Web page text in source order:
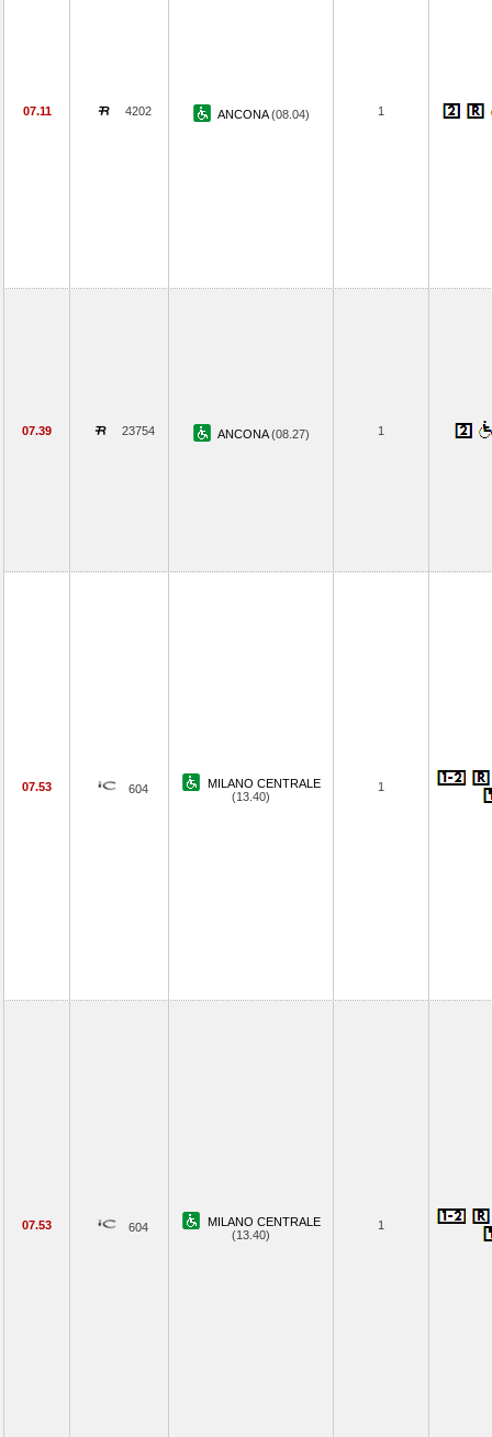
07.11 4202 ANCONA(08.04) 1
07.39 23754 ANCONA(08.27) 1
07.53 604
MILANO CENTRALE
(13.40)
1
07.53 604
MILANO CENTRALE
(13.40)
1